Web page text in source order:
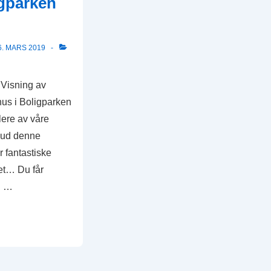
MARS 2019
av
i Boligparken
av våre
denne
fantastiske
Du får
…